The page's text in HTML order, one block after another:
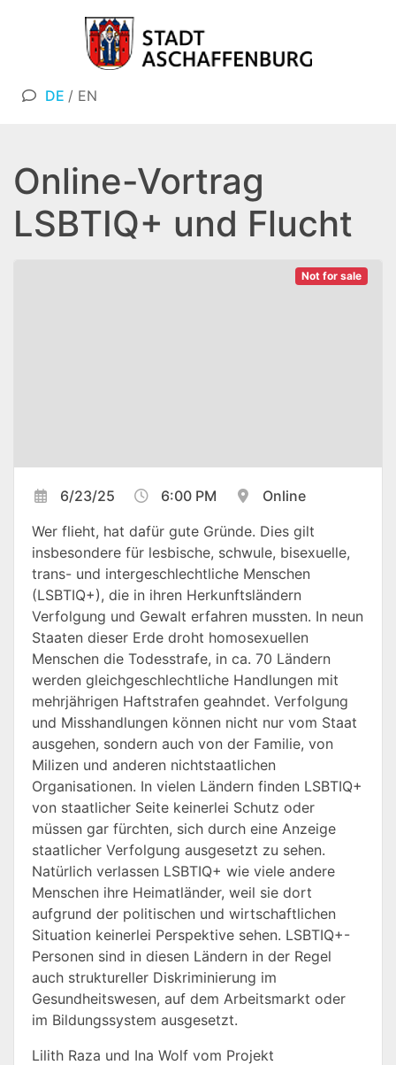
DE / EN
Online-Vortrag
LSBTIQ+ und Flucht
Not for sale
6/23/25 6:00 PM
Online
Wer flieht, hat dafür gute Gründe. Dies gilt
insbesondere für lesbische, schwule, bisexuelle,
trans- und intergeschlechtliche Menschen
(LSBTIQ+), die in ihren Herkunftsländern
Verfolgung und Gewalt erfahren mussten. In neun
Staaten dieser Erde droht homosexuellen
Menschen die Todesstrafe, in ca. 70 Ländern
werden gleichgeschlechtliche Handlungen mit
mehrjährigen Haftstrafen geahndet. Verfolgung
und Misshandlungen können nicht nur vom Staat
ausgehen, sondern auch von der Familie, von
Milizen und anderen nichtstaatlichen
Organisationen. In vielen Ländern finden LSBTIQ+
von staatlicher Seite keinerlei Schutz oder
müssen gar fürchten, sich durch eine Anzeige
staatlicher Verfolgung ausgesetzt zu sehen.
Natürlich verlassen LSBTIQ+ wie viele andere
Menschen ihre Heimatländer, weil sie dort
aufgrund der politischen und wirtschaftlichen
Situation keinerlei Perspektive sehen. LSBTIQ+-
Personen sind in diesen Ländern in der Regel
auch struktureller Diskriminierung im
Gesundheitswesen, auf dem Arbeitsmarkt oder
im Bildungssystem ausgesetzt.
Lilith Raza und Ina Wolf vom Projekt